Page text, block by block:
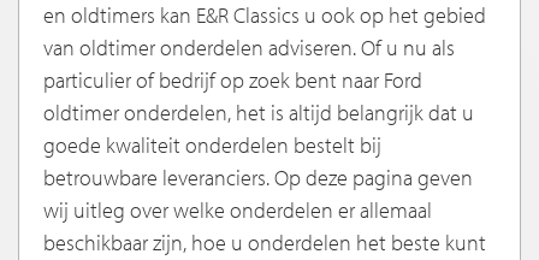
en oldtimers kan E&R Classics u ook op het gebied
van oldtimer onderdelen adviseren. Of u nu als
particulier of bedrijf op zoek bent naar Ford
oldtimer onderdelen, het is altijd belangrijk dat u
goede kwaliteit onderdelen bestelt bij
betrouwbare leveranciers. Op deze pagina geven
wij uitleg over welke onderdelen er allemaal
beschikbaar zijn, hoe u onderdelen het beste kunt